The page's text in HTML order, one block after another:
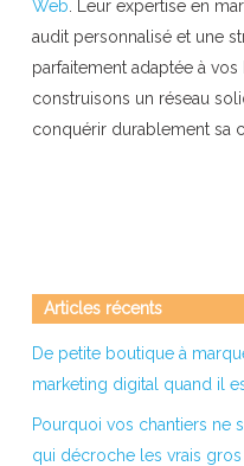
Web . Leur expertise en
audit personnalisé et une
parfaitement adaptée à
construisons un réseau
conquérir durablement sa
Articles récents
De petite boutique à
marketing digital quand il
Pourquoi vos chantiers ne
qui décroche les vrais